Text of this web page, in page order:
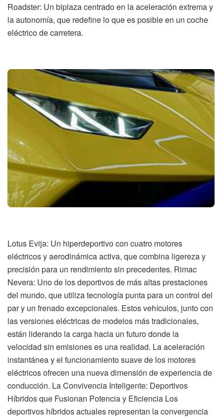
Roadster: Un biplaza centrado en la aceleración extrema y
la autonomía, que redefine lo que es posible en un coche
eléctrico de carretera.
Lotus Evija: Un hiperdeportivo con cuatro motores
eléctricos y aerodinámica activa, que combina ligereza y
precisión para un rendimiento sin precedentes. Rimac
Nevera: Uno de los deportivos de más altas prestaciones
del mundo, que utiliza tecnología punta para un control del
par y un frenado excepcionales. Estos vehículos, junto con
las versiones eléctricas de modelos más tradicionales,
están liderando la carga hacia un futuro donde la
velocidad sin emisiones es una realidad. La aceleración
instantánea y el funcionamiento suave de los motores
eléctricos ofrecen una nueva dimensión de experiencia de
conducción. La Convivencia Inteligente: Deportivos
Híbridos que Fusionan Potencia y Eficiencia Los
deportivos híbridos actuales representan la convergencia